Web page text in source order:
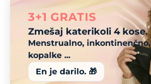
3+1 GRATIS
Zmešaj katerikoli 4 kose.
Menstrualno, inkontinenčno,
kopalke ...
En je darilo. 🎁